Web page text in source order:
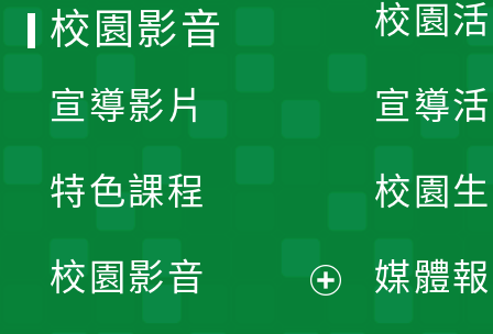
校園
宣導
校園
媒體
校園影音
宣導影片
特色課程
校園影音